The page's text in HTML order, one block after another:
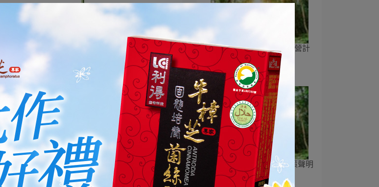
【公告】2026年度森林經營計
畫書摘要
2026-01-05
【公告】FSC核心勞工政策聲明
2025-10-09